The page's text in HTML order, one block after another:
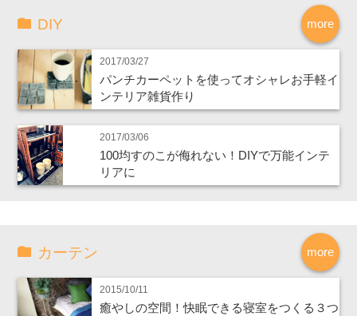
more
DIY
2017/03/27
パンチカーペットを使ってオシャレお手軽イ
ンテリア雑貨作り
2017/03/06
100均すのこが侮れない！DIYで万能インテ
リアに
more
カーテン
2015/10/11
癒やしの空間！快眠できる寝室をつくる３つ